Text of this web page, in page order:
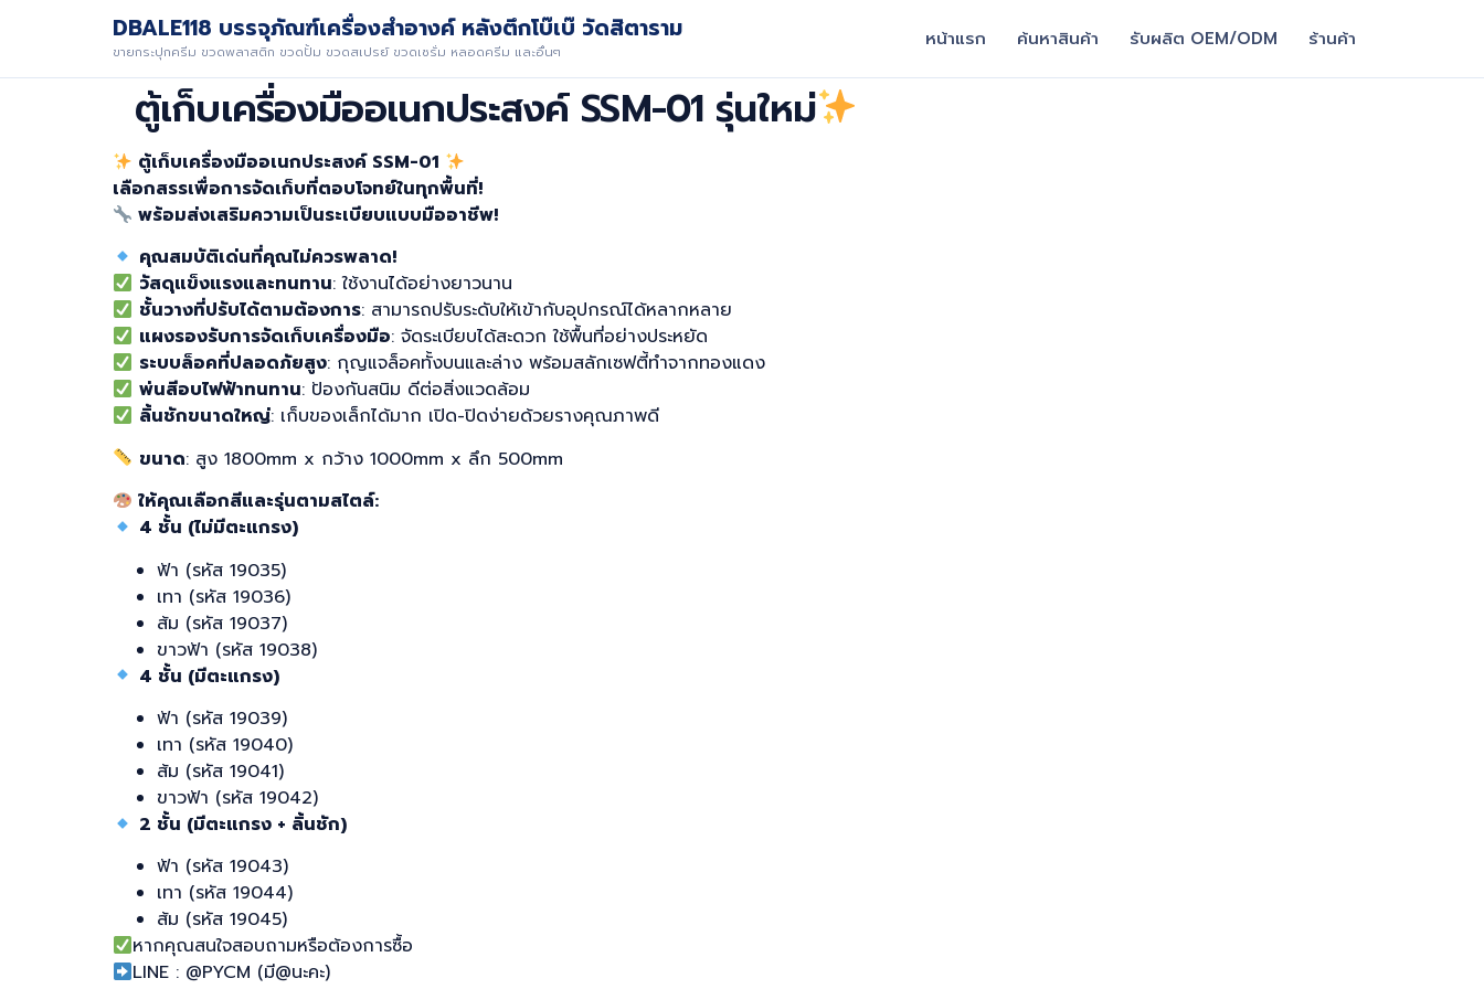
DBALE118 บรรจุภัณฑ์เครื่องสำอางค์ หลังตึกโบ๊เบ๊ วัดสิตาราม
ขายกระปุกครีม ขวดพลาสติก ขวดปั้ม ขวดสเปรย์ ขวดเซรั่ม หลอดครีม และอื่นๆ
หน้าแรก ค้นหาสินค้า รับผลิต OEM/ODM ร้านค้า
ตู้เก็บเครื่องมืออเนกประสงค์ SSM-01 รุ่นใหม่
ตู้เก็บเครื่องมืออเนกประสงค์ SSM-01
เลือกสรรเพื่อการจัดเก็บที่ตอบโจทย์ในทุกพื้นที่!
พร้อมส่งเสริมความเป็นระเบียบแบบมืออาชีพ!
คุณสมบัติเด่นที่คุณไม่ควรพลาด!
วัสดุแข็งแรงและทนทาน: ใช้งานได้อย่างยาวนาน
ชั้นวางที่ปรับได้ตามต้องการ: สามารถปรับระดับให้เข้ากับอุปกรณ์ได้หลากหลาย
แผงรองรับการจัดเก็บเครื่องมือ: จัดระเบียบได้สะดวก ใช้พื้นที่อย่างประหยัด
ระบบล็อคที่ปลอดภัยสูง: กุญแจล็อคทั้งบนและล่าง พร้อมสลักเซฟตี้ทำจากทองแดง
พ่นสีอบไฟฟ้าทนทาน: ป้องกันสนิม ดีต่อสิ่งแวดล้อม
ลิ้นชักขนาดใหญ่: เก็บของเล็กได้มาก เปิด-ปิดง่ายด้วยรางคุณภาพดี
ขนาด: สูง 1800mm x กว้าง 1000mm x ลึก 500mm
ให้คุณเลือกสีและรุ่นตามสไตล์:
4 ชั้น (ไม่มีตะแกรง)
ฟ้า (รหัส 19035)
เทา (รหัส 19036)
ส้ม (รหัส 19037)
ขาวฟ้า (รหัส 19038)
4 ชั้น (มีตะแกรง)
ฟ้า (รหัส 19039)
เทา (รหัส 19040)
ส้ม (รหัส 19041)
ขาวฟ้า (รหัส 19042)
2 ชั้น (มีตะแกรง + ลิ้นชัก)
ฟ้า (รหัส 19043)
เทา (รหัส 19044)
ส้ม (รหัส 19045)
หากคุณสนใจสอบถามหรือต้องการซื้อ
LINE : @PYCM (มี@นะคะ)